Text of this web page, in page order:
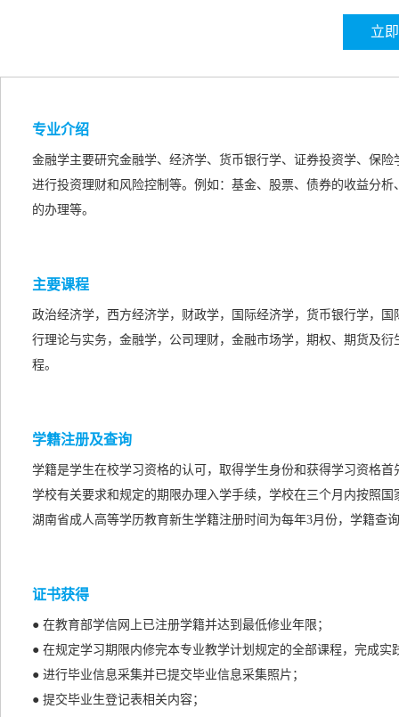
立
专业介绍
金融学主要研究金融学、经济学、货币银行学、证券投资学、保
进行投资理财和风险控制等。例如：基金、股票、债券的收益分
的办理等。
主要课程
政治经济学，西方经济学，财政学，国际经济学，货币银行学，
行理论与实务，金融学，公司理财，金融市场学，期权、期货及
程。
学籍注册及查询
学籍是学生在校学习资格的认可，取得学生身份和获得学习资格
学校有关要求和规定的期限办理入学手续，学校在三个月内按照
湖南省成人高等学历教育新生学籍注册时间为每年3月份，学籍查
证书获得
● 在教育部学信网上已注册学籍并达到最低修业年限；
● 在规定学习期限内修完本专业教学计划规定的全部课程，完成
● 进行毕业信息采集并已提交毕业信息采集照片；
● 提交毕业生登记表相关内容；